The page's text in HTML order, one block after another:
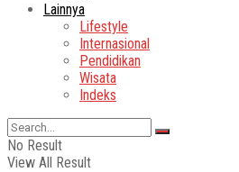
Lainnya
Lifestyle
Internasional
Pendidikan
Wisata
Indeks
No Result
View All Result